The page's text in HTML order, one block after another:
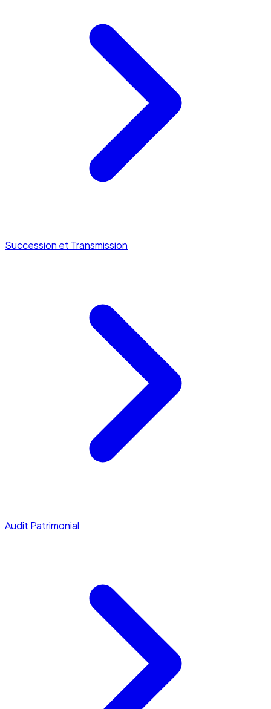
Succession et Transmission
Audit Patrimonial